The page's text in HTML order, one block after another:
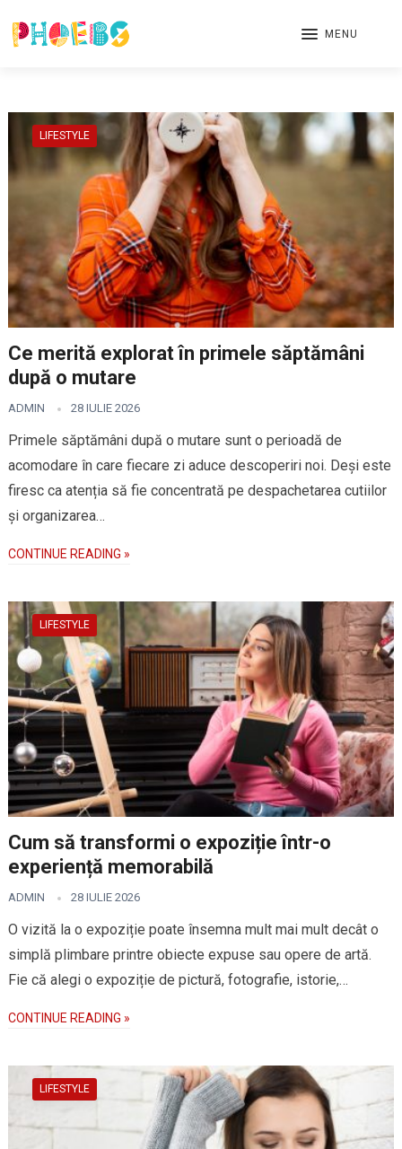
MENU
LIFESTYLE
Ce merită explorat în primele săptămâni
după o mutare
ADMIN 28 IULIE 2026
Primele săptămâni după o mutare sunt o perioadă de
acomodare în care fiecare zi aduce descoperiri noi. Deși este
firesc ca atenția să fie concentrată pe despachetarea cutiilor
și organizarea…
CONTINUE READING »
LIFESTYLE
Cum să transformi o expoziție într-o
experiență memorabilă
ADMIN 28 IULIE 2026
O vizită la o expoziție poate însemna mult mai mult decât o
simplă plimbare printre obiecte expuse sau opere de artă.
Fie că alegi o expoziție de pictură, fotografie, istorie,…
CONTINUE READING »
LIFESTYLE